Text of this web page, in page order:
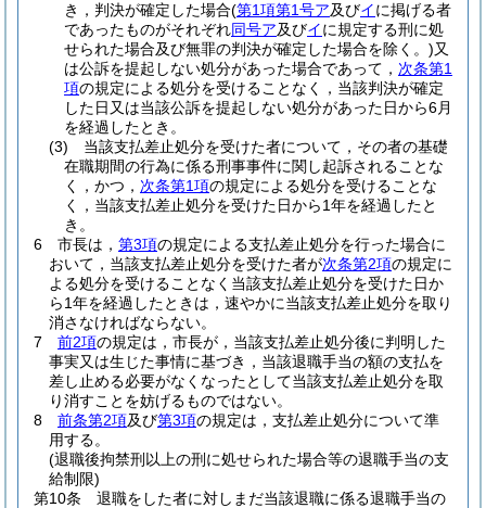
き，判決が確定した場合(第1項第1号ア及びイに掲げる者
であったものがそれぞれ同号ア及びイに規定する刑に処
せられた場合及び無罪の判決が確定した場合を除く。)又
は公訴を提起しない処分があった場合であって， 次条第1
項の規定による処分を受けることなく，当該判決が確定
した日又は当該公訴を提起しない処分があった日から6月
を経過したとき。
(3)
当該支払差止処分を受けた者について，その者の基礎
在職期間の行為に係る刑事事件に関し起訴されることな
く，かつ， 次条第1項の規定による処分を受けることな
く，当該支払差止処分を受けた日から1年を経過したと
き。
6
市長は， 第3項の規定による支払差止処分を行った場合に
おいて，当該支払差止処分を受けた者が次条第2項の規定に
よる処分を受けることなく当該支払差止処分を受けた日か
ら1年を経過したときは，速やかに当該支払差止処分を取り
消さなければならない。
7
前2項の規定は，市長が，当該支払差止処分後に判明した
事実又は生じた事情に基づき，当該退職手当の額の支払を
差し止める必要がなくなったとして当該支払差止処分を取
り消すことを妨げるものではない。
8
前条第2項及び第3項の規定は，支払差止処分について準
用する。
(退職後拘禁刑以上の刑に処せられた場合等の退職手当の支
給制限)
第10条
退職をした者に対しまだ当該退職に係る退職手当の